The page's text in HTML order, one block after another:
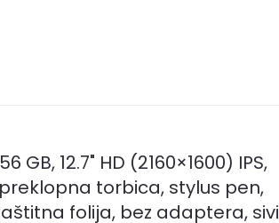
GB, 12.7" HD (2160×1600) IPS,
preklopna torbica, stylus pen,
folija, bez adaptera, sivi